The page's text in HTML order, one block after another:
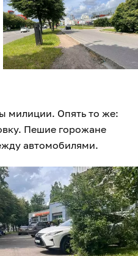
милиции. Опять то же:
Пешие горожане
автомобилями.